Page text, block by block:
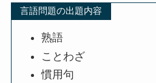
言語問題の出題内容
熟語
ことわざ
慣用句